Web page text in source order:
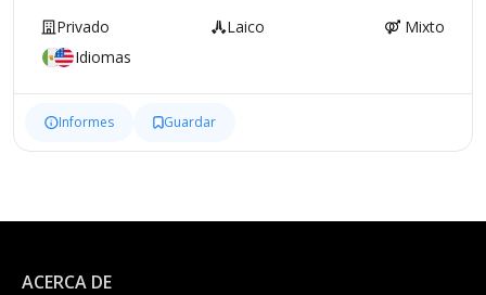
Privado Laico
Mixto
Idiomas
Informes Guardar
ACERCA DE